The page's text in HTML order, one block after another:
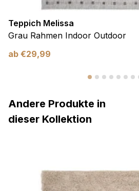
Teppich Melissa
Grau Rahmen Indoor Outdoor
ab €29,99
Andere Produkte in
dieser Kollektion